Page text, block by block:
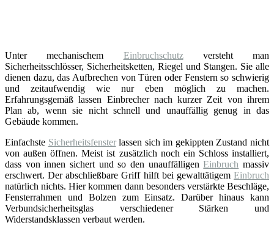
Unter mechanischem Einbruchschutzversteht man
Sicherheitsschlösser, Sicherheitsketten, Riegel und Stangen. Sie alle
dienen dazu, das Aufbrechen von Türen oder Fenstern so schwierig
und zeitaufwendig wie nur eben möglich zu machen.
Erfahrungsgemäß lassen Einbrecher nach kurzer Zeit von ihrem
Plan ab, wenn sie nicht schnell und unauffällig genug in das
Gebäude kommen.
Einfachste Sicherheitsfensterlassen sich im gekippten Zustand nicht
von außen öffnen. Meist ist zusätzlich noch ein Schloss installiert,
dass von innen sichert und so den unauffälligenEinbruch massiv
erschwert. Der abschließbare Griff hilft bei gewalttätigem Einbruch
natürlich nichts. Hier kommen dann besonders verstärkte Beschläge,
Fensterrahmen und Bolzen zum Einsatz. Darüber hinaus kann
Verbundsicherheitsglas verschiedener Stärken und
Widerstandsklassen verbaut werden.